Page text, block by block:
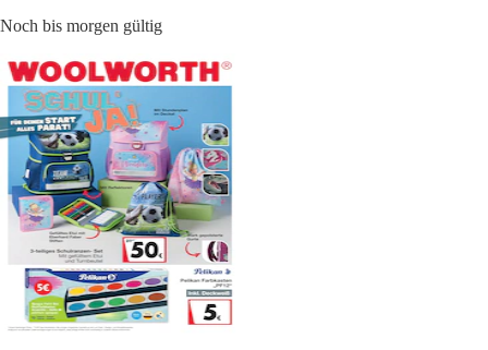
Noch bis morgen gültig